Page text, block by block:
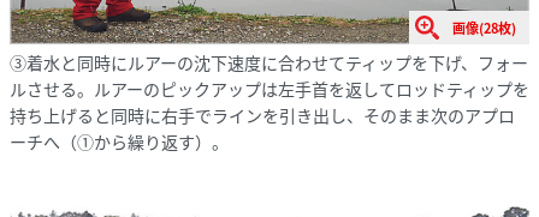
画像(28枚)
③着水と同時にルアーの沈下速度に合わせてティップを下げ、フォー
ルさせる。ルアーのピックアップは左手首を返してロッドティップを
持ち上げると同時に右手でラインを引き出し、そのまま次のアプロ
ーチへ（①から繰り返す）。